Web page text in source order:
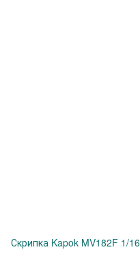
Скрипка Kapok MV182F 1/16